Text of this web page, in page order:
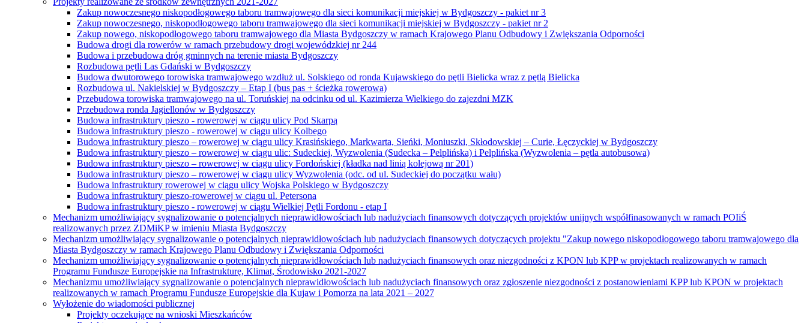
Zakup nowoczesnego niskopodłogowego taboru tramwajowego dla sieci komunikacji miejskiej w Bydgoszczy - pakiet nr 3
Zakup nowoczesnego, niskopodłogowego taboru tramwajowego dla sieci komunikacji miejskiej w Bydgoszczy - pakiet nr 2
Zakup nowego, niskopodłogowego taboru tramwajowego dla Miasta Bydgoszczy w ramach Krajowego Planu Odbudowy i Zwiększania Odporności
Budowa drogi dla rowerów w ramach przebudowy drogi wojewódzkiej nr 244
Budowa i przebudowa dróg gminnych na terenie miasta Bydgoszczy
Rozbudowa pętli Las Gdański w Bydgoszczy
Budowa dwutorowego torowiska tramwajowego wzdłuż ul. Solskiego od ronda Kujawskiego do pętli Bielicka wraz z pętlą Bielicka
Rozbudowa ul. Nakielskiej w Bydgoszczy – Etap I (bus pas + ścieżka rowerowa)
Przebudowa torowiska tramwajowego na ul. Toruńskiej na odcinku od ul. Kazimierza Wielkiego do zajezdni MZK
Przebudowa ronda Jagiellonów w Bydgoszczy
Budowa infrastruktury pieszo - rowerowej w ciągu ulicy Pod Skarpą
Budowa infrastruktury pieszo - rowerowej w ciągu ulicy Kolbego
Budowa infrastruktury pieszo – rowerowej w ciągu ulicy Krasińskiego, Markwarta, Sieńki, Moniuszki, Skłodowskiej – Curie, Łęczyckiej w Bydgoszczy
Budowa infrastruktury pieszo – rowerowej w ciągu ulic: Sudeckiej, Wyzwolenia (Sudecka – Pelplińska) i Pelplińska (Wyzwolenia – pętla autobusowa)
Budowa infrastruktury pieszo – rowerowej w ciągu ulicy Fordońskiej (kładka nad linią kolejową nr 201)
Budowa infrastruktury pieszo – rowerowej w ciągu ulicy Wyzwolenia (odc. od ul. Sudeckiej do początku wału)
Budowa infrastruktury rowerowej w ciągu ulicy Wojska Polskiego w Bydgoszczy
Budowa infrastruktury pieszo-rowerowej w ciągu ul. Petersona
Budowa infrastruktury pieszo - rowerowej w ciągu Wielkiej Pętli Fordonu - etap I
Mechanizm umożliwiający sygnalizowanie o potencjalnych nieprawidłowościach lub nadużyciach finansowych dotyczących projektów unijnych współfinasowanych w ramach POIiŚ
realizowanych przez ZDMiKP w imieniu Miasta Bydgoszczy
Mechanizm umożliwiający sygnalizowanie o potencjalnych nieprawidłowościach lub nadużyciach finansowych dotyczących projektu "Zakup nowego niskopodłogowego taboru tramwajowego dla
Miasta Bydgoszczy w ramach Krajowego Planu Odbudowy i Zwiększania Odporności
Mechanizm umożliwiający sygnalizowanie o potencjalnych nieprawidłowościach lub nadużyciach finansowych oraz niezgodności z KPON lub KPP w projektach realizowanych w ramach
Programu Fundusze Europejskie na Infrastrukturę, Klimat, Środowisko 2021-2027
Mechanizmu umożliwiający sygnalizowanie o potencjalnych nieprawidłowościach lub nadużyciach finansowych oraz zgłoszenie niezgodności z postanowieniami KPP lub KPON w projektach
realizowanych w ramach Programu Fundusze Europejskie dla Kujaw i Pomorza na lata 2021 – 2027
Wyłożenie do wiadomości publicznej
Projekty oczekujące na wnioski Mieszkańców